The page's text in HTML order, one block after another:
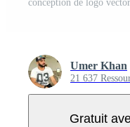
Umer Khan
21 637
Gratuit